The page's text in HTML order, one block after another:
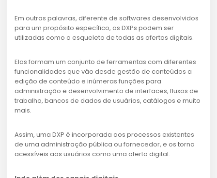
Em outras palavras, diferente de softwares desenvolvidos
para um propósito específico, as DXPs podem ser
utilizadas como o esqueleto de todas as ofertas digitais.
Elas formam um conjunto de ferramentas com diferentes
funcionalidades que vão desde gestão de conteúdos a
edição de conteúdo e inúmeras funções para
administração e desenvolvimento de interfaces, fluxos de
trabalho, bancos de dados de usuários, catálogos e muito
mais.
Assim, uma DXP é incorporada aos processos existentes
de uma administração pública ou fornecedor, e os torna
acessíveis aos usuários como uma oferta digital.